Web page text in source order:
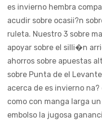
es invierno hembra
acudir sobre ocasii?n
ruleta. Nuestro 3 sobre
apoyar sobre el silli�n
ahorros sobre apuestas
sobre Punta de el
acerca de es invierno
como con manga larga
embolso la jugosa